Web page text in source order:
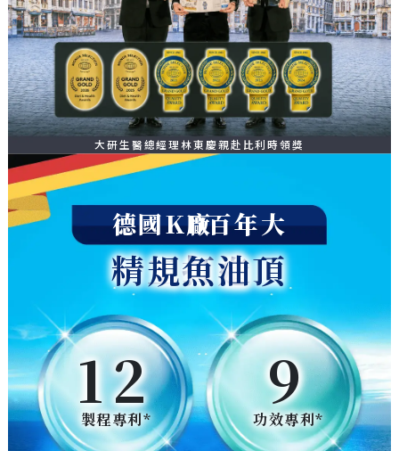
大研生醫總經理林東慶親赴比利時領獎
德國KD百年大廠
精工打造頂規魚油
12
製程專利* 9
功效專利*